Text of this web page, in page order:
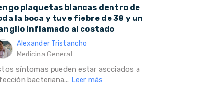
plaquetas blancas dentro de
la boca y tuve fiebre de 38 y un
inflamado al costado
Alexander Tristancho
Medicina General
síntomas pueden estar asociados a
bacteriana... Leer más